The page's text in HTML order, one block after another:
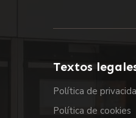
Textos
Política de
Política de cookies